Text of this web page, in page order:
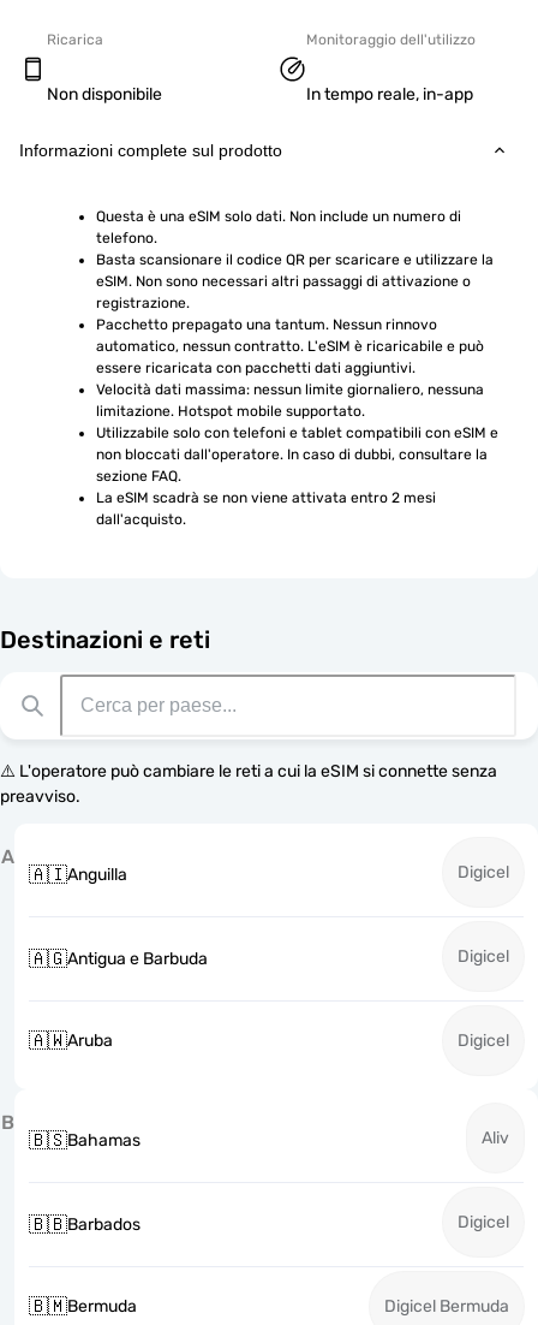
Ricarica
Non disponibile
Monitoraggio dell'utilizzo
In tempo reale, in-app
Informazioni complete sul prodotto
Questa è una eSIM solo dati. Non include un numero di
telefono.
Basta scansionare il codice QR per scaricare e utilizzare la
eSIM. Non sono necessari altri passaggi di attivazione o
registrazione.
Pacchetto prepagato una tantum. Nessun rinnovo
automatico, nessun contratto. L'eSIM è ricaricabile e può
essere ricaricata con pacchetti dati aggiuntivi.
Velocità dati massima: nessun limite giornaliero, nessuna
limitazione. Hotspot mobile supportato.
Utilizzabile solo con telefoni e tablet compatibili con eSIM e
non bloccati dall'operatore. In caso di dubbi, consultare la
sezione FAQ.
La eSIM scadrà se non viene attivata entro 2 mesi
dall'acquisto.
Destinazioni e reti
⚠️ L'operatore può cambiare le reti a cui la eSIM si connette senza
preavviso.
A
🇦🇮Anguilla Digicel
🇦🇬Antigua e Barbuda Digicel
🇦🇼Aruba Digicel
B
🇧🇸Bahamas Aliv
🇧🇧Barbados Digicel
🇧🇲Bermuda Digicel Bermuda